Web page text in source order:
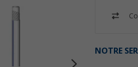
NOTRE